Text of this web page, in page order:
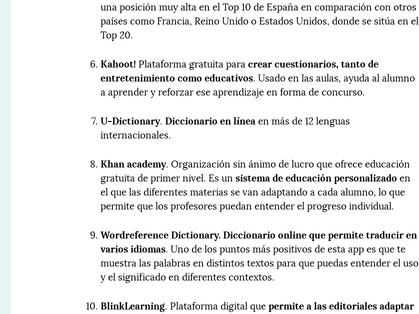
una posición muy alta en el Top 10 de España en comparación con otros
países como Francia, Reino Unido o Estados Unidos, donde se sitúa en el
Top 20.
Kahoot! Plataforma gratuita paracrear cuestionarios, tanto de
entretenimiento como educativos. Usado en las aulas, ayuda al alumno
a aprender y reforzar ese aprendizaje en forma de concurso.
U-Dictionary. Diccionario en líneaen más de 12 lenguas
internacionales.
Khan academy. Organización sin ánimo de lucro que ofrece educación
gratuita de primer nivel. Es unsistema de educación personalizadoen
el que las diferentes materias se van adaptando a cada alumno, lo que
permite que los profesores puedan entender el progreso individual.
Wordreference Dictionary. Diccionario online que permite traducir en
varios idiomas. Uno de los puntos más positivos de esta app es que te
muestra las palabras en distintos textos para que puedas entender el uso
y el significado en diferentes contextos.
BlinkLearning. Plataforma digital quepermite a las editoriales adaptar